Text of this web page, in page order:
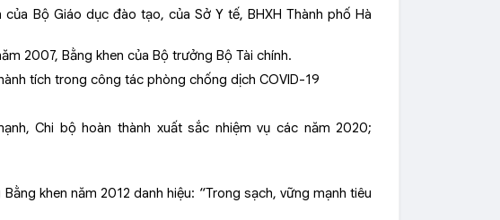
Bộ Giáo dục đào tạo, của Sở Y tế, BHXH Thành phố Hà
2007, Bằng khen của Bộ trưởng Bộ Tài chính.
tích trong công tác phòng chống dịch COVID-19
Chi bộ hoàn thành xuất sắc nhiệm vụ các năm 2020;
khen năm 2012 danh hiệu: “Trong sạch, vững mạnh tiêu